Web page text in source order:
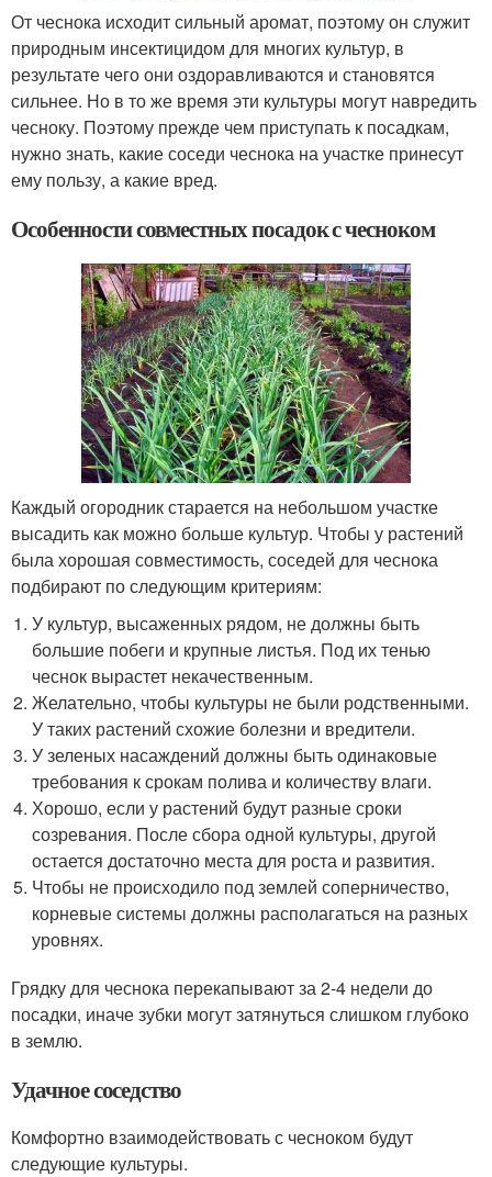
От чеснока исходит сильный аромат, поэтому он служит
природным инсектицидом для многих культур, в
результате чего они оздоравливаются и становятся
сильнее. Но в то же время эти культуры могут навредить
чесноку. Поэтому прежде чем приступать к посадкам,
нужно знать, какие соседи чеснока на участке принесут
ему пользу, а какие вред.
Особенности совместных посадок с чесноком
Каждый огородник старается на небольшом участке
высадить как можно больше культур. Чтобы у растений
была хорошая совместимость, соседей для чеснока
подбирают по следующим критериям:
У культур, высаженных рядом, не должны быть
большие побеги и крупные листья. Под их тенью
чеснок вырастет некачественным.
Желательно, чтобы культуры не были родственными.
У таких растений схожие болезни и вредители.
У зеленых насаждений должны быть одинаковые
требования к срокам полива и количеству влаги.
Хорошо, если у растений будут разные сроки
созревания. После сбора одной культуры, другой
остается достаточно места для роста и развития.
Чтобы не происходило под землей соперничество,
корневые системы должны располагаться на разных
уровнях.
Грядку для чеснока перекапывают за 2-4 недели до
посадки, иначе зубки могут затянуться слишком глубоко
в землю.
Удачное соседство
Комфортно взаимодействовать с чесноком будут
следующие культуры.